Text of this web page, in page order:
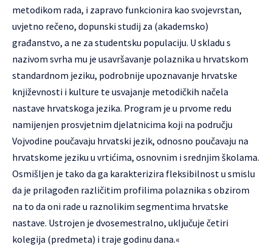
metodikom rada, i zapravo funkcionira kao svojevrstan,
uvjetno rečeno, dopunski studij za (akademsko)
građanstvo, a ne za studentsku populaciju. U skladu s
nazivom svrha mu je usavršavanje polaznika u hrvatskom
standardnom jeziku, podrobnije upoznavanje hrvatske
književnosti i kulture te usvajanje metodičkih načela
nastave hrvatskoga jezika. Program je u prvome redu
namijenjen prosvjetnim djelatnicima koji na području
Vojvodine poučavaju hrvatski jezik, odnosno poučavaju na
hrvatskome jeziku u vrtićima, osnovnim i srednjim školama.
Osmišljen je tako da ga karakterizira fleksibilnost u smislu
da je prilagođen različitim profilima polaznika s obzirom
na to da oni rade u raznolikim segmentima hrvatske
nastave. Ustrojen je dvosemestralno, uključuje četiri
kolegija (predmeta) i traje godinu dana.«